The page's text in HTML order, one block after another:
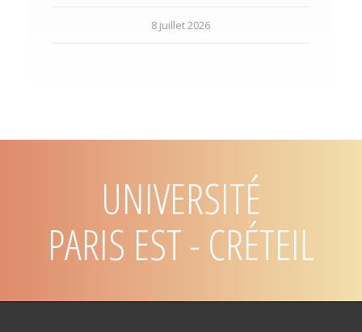
8 juillet 2026
UNIVERSITÉ
PARIS EST - CRÉTEIL